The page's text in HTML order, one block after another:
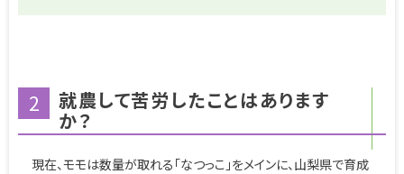
2 就農して苦労したことはあります
か？
現在、モモは数量が取れる「なつっこ」をメインに、山梨県で育成